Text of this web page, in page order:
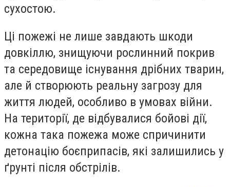
сухостою.
Ці пожежі не лише завдають шкоди
довкіллю, знищуючи рослинний покрив
та середовище існування дрібних тварин,
але й створюють реальну загрозу для
життя людей, особливо в умовах війни.
На території, де відбувалися бойові дії,
кожна така пожежа може спричинити
детонацію боєприпасів, які залишились у
ґрунті після обстрілів.